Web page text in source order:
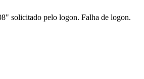
solicitado pelo logon. Falha de logon.